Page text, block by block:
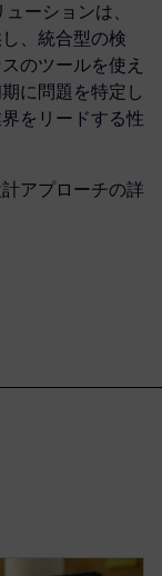
ーションは、
、統合型の検
のツールを使え
に問題を特定し
をリードする性
アプローチの詳